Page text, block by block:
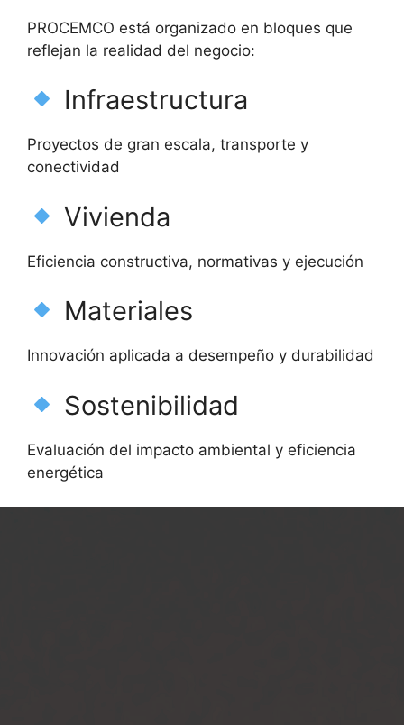
PROCEMCO está organizado en bloques que
reflejan la realidad del negocio:
Infraestructura
Proyectos de gran escala, transporte y
conectividad
Vivienda
Eficiencia constructiva, normativas y ejecución
Materiales
Innovación aplicada a desempeño y durabilidad
Sostenibilidad
Evaluación del impacto ambiental y eficiencia
energética